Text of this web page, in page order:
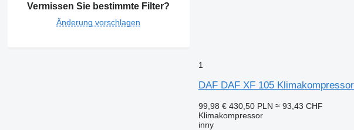
Vermissen Sie bestimmte Filter?
Änderung vorschlagen
1
DAF DAF XF 105
99,98 € 430,50 PLN ≈ 93,43 CHF
Klimakompressor
inny